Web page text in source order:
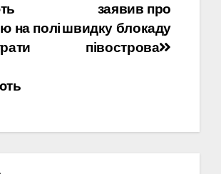
заявив про
швидку блокаду
півострова
на полі